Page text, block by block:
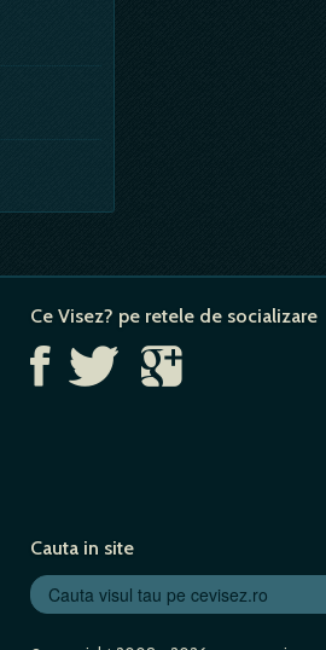
Ce Visez? pe retele de socializare
Cauta in site